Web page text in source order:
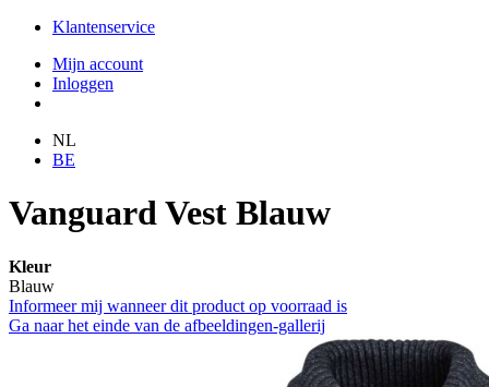
Klantenservice
Mijn account
Inloggen
NL
BE
Vanguard Vest Blauw
Kleur
Blauw
Informeer mij wanneer dit product op voorraad is
Ga naar het einde van de afbeeldingen-gallerij